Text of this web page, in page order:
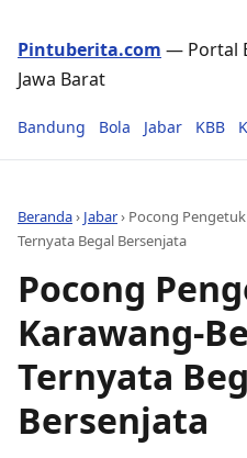
Pintuberita.com — Portal
Jawa Barat
Bandung Bola Jabar KBB
Beranda› Jabar› Pocong
Ternyata Begal Bersenjata
Pocong
Karawang-
Ternyata
Bersenjata